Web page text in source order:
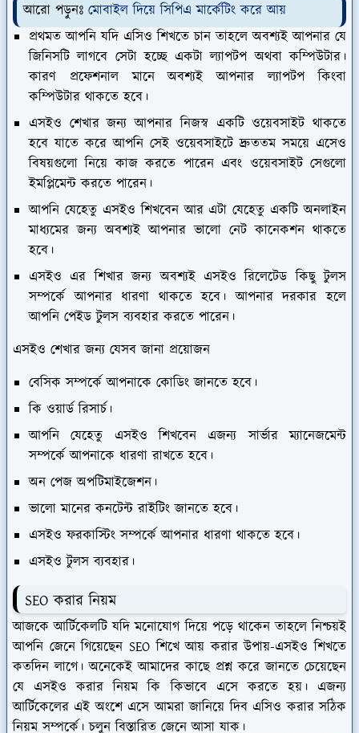
আরো পড়ুনঃ মোবাইল দিয়ে সিপিএ মার্কেটিং করে আয়
প্রথমত আপনি যদি এসিও শিখতে চান তাহলে অবশ্যই আপনার যে
জিনিসটি লাগবে সেটা হচ্ছে একটা ল্যাপটপ অথবা কম্পিউটার।
কারণ প্রফেশনাল মানে অবশ্যই আপনার ল্যাপটপ কিংবা
কম্পিউটার থাকতে হবে।
এসইও শেখার জন্য আপনার নিজস্ব একটি ওয়েবসাইট থাকতে
হবে যাতে করে আপনি সেই ওয়েবসাইটে দ্রুততম সময়ে এসেও
বিষয়গুলো নিয়ে কাজ করতে পারেন এবং ওয়েবসাইট সেগুলো
ইমপ্লিমেন্ট করতে পারেন।
আপনি যেহেতু এসইও শিখবেন আর এটা যেহেতু একটি অনলাইন
মাধ্যমের জন্য অবশ্যই আপনার ভালো নেট কানেকশন থাকতে
হবে।
এসইও এর শিখার জন্য অবশ্যই এসইও রিলেটেড কিছু টুলস
সম্পর্কে আপনার ধারণা থাকতে হবে। আপনার দরকার হলে
আপনি পেইড টুলস ব্যবহার করতে পারেন।
এসইও শেখার জন্য যেসব জানা প্রয়োজন
বেসিক সম্পর্কে আপনাকে কোডিং জানতে হবে।
কি ওয়ার্ড রিসার্চ।
আপনি যেহেতু এসইও শিখবেন এজন্য সার্ভার ম্যানেজমেন্ট
সম্পর্কে আপনাকে ধারণা রাখতে হবে।
অন পেজ অপটিমাইজেশন।
ভালো মানের কনটেন্ট রাইটিং জানতে হবে।
এসইও ফরকাস্টিং সম্পর্কে আপনার ধারণা থাকতে হবে।
এসইও টুলস ব্যবহার।
SEO করার নিয়ম
আজকে আর্টিকেলটি যদি মনোযোগ দিয়ে পড়ে থাকেন তাহলে নিশ্চয়ই
আপনি জেনে গিয়েছেন SEO শিখে আয় করার উপায়-এসইও শিখতে
কতদিন লাগে। অনেকেই আমাদের কাছে প্রশ্ন করে জানতে চেয়েছেন
যে এসইও করার নিয়ম কি কিভাবে এসে করতে হয়। এজন্য
আর্টিকেলের এই অংশে এসে আমরা জানিয়ে দিব এসিও করার সঠিক
নিয়ম সম্পর্কে। চলুন বিস্তারিত জেনে আসা যাক।